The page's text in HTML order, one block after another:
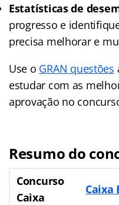
Estatísticas de
progresso e
precisa melhorar e
Use o GRAN questões
estudar com as
aprovação no
Resumo do
Concurso
Caixa
Caixa